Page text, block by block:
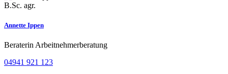
B.Sc. agr.
Annette Ippen
Beraterin Arbeitnehmerberatung
04941 921 123